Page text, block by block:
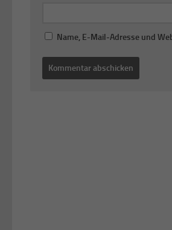
Name, E-Mail-Adresse und